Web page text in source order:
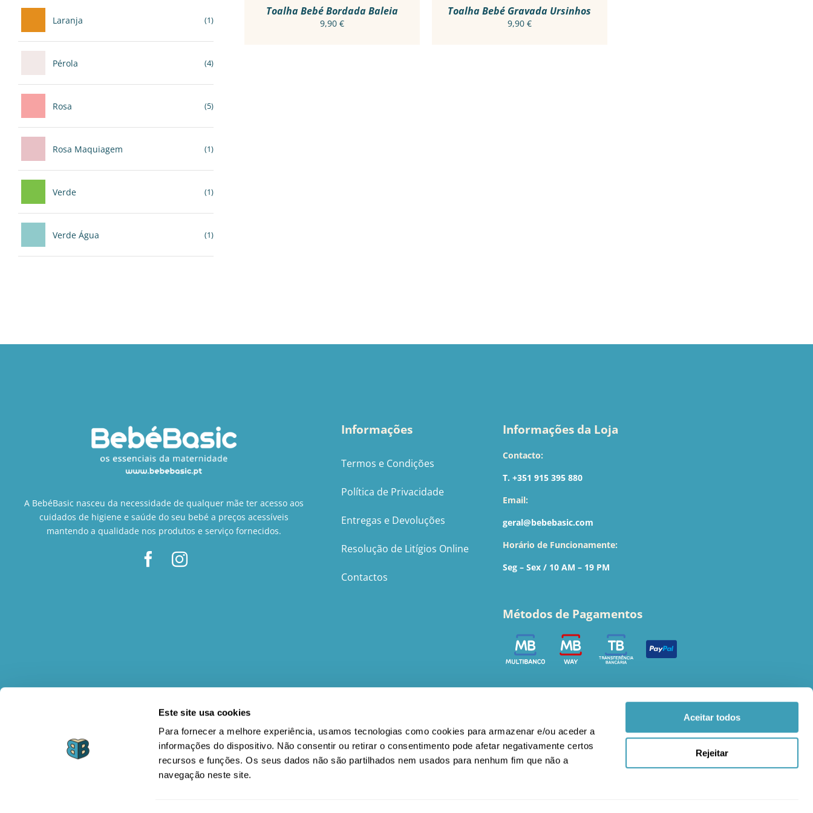
Este site usa cookies
Para fornecer a melhore experiência, usamos tecnologias como cookies para armazenar e/ou aceder a
informações do dispositivo. Não consentir ou retirar o consentimento pode afetar negativamente certos
recursos e funções. Os seus dados não são partilhados nem usados para nenhum fim que não a
navegação neste site.
Aceitar todos
Rejeitar
Laranja (1)
Pérola (4)
Rosa (5)
Rosa Maquiagem (1)
Verde (1)
Verde Água (1)
CHOSEN
ON
Toalha Bebé Bordada Baleia
9,90 €
CHOSEN
ON
Toalha Bebé Gravada Ursinhos
9,90 €
A BebéBasic nasceu da necessidade de qualquer mãe ter acesso aos
cuidados de higiene e saúde do seu bebé a preços acessíveis
mantendo a qualidade nos produtos e serviço fornecidos.
Informações
Termos e Condições
Política de Privacidade
Entregas e Devoluções
Resolução de Litígios Online
Contactos
Informações da Loja
Contacto:
T. +351 915 395 880
Email:
geral@bebebasic.com
Horário de Funcionamente:
Seg – Sex / 10 AM – 19 PM
Métodos de Pagamentos
© BebéBasic 2022 - 2026 | Todos os direitos reservados